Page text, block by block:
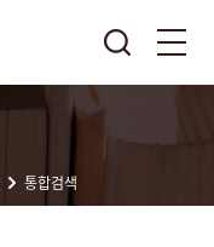
통합검색